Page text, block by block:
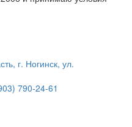
г. Ногинск, ул.
790-24-61